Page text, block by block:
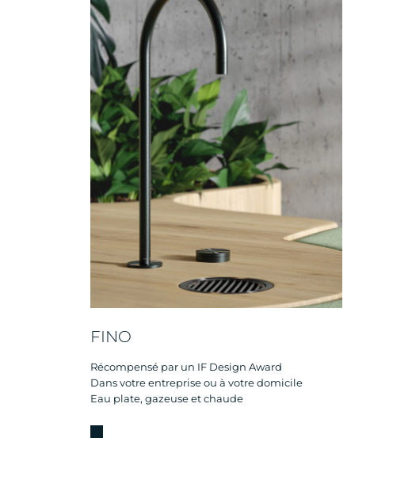
FINO
Récompensé par un IF Design Award
Dans votre entreprise ou à votre domicile
Eau plate, gazeuse et chaude